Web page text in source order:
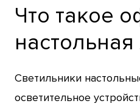
Что такое
Светильники
осветительное